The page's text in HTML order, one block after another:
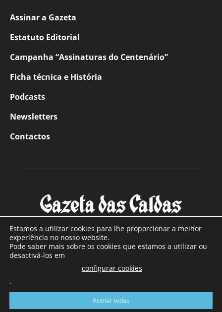
Assinar a Gazeta
Estatuto Editorial
Campanha “Assinaturas do Centenário”
Ficha técnica e História
Podcasts
Newsletters
Contactos
SOBRE NÓS
Com sede nas Caldas da Rainha e mais de 90 anos de
a sul de distrito de Leiria, com mais de 40.000 leitores por
toda a região Oeste. Jornal com distribuição em Portugal
Estamos a utilizar cookies para lhe proporcionar a melhor
experiência no nosso website.
Pode saber mais sobre os cookies que estamos a utilizar ou
desactivá-los em
configurar cookies
.
Aceitar todas